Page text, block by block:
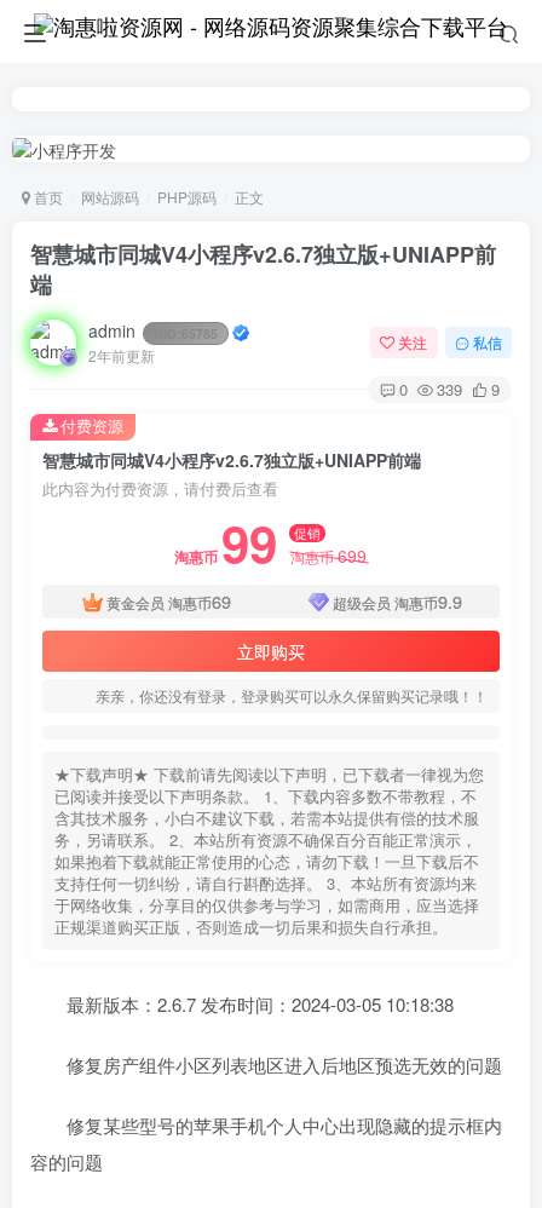
首页 网站源码 PHP源码 正文
智慧城市同城V4小程序v2.6.7独立版+UNIAPP前
端
admin 65785
2年前更新
关注 私信
0 339 9
智慧城市同城V4小程序v2.6.7独立版+UNIAPP前端
此内容为付费资源，请付费后查看
淘惠币 99 促销
淘惠币699
黄金会员 淘惠币69 超级会员 淘惠币9.9
立即购买
亲亲，你还没有登录，登录购买可以永久保留购买记录哦！！
★下载声明★ 下载前请先阅读以下声明，已下载者一律视为您
已阅读并接受以下声明条款。 1、下载内容多数不带教程，不
含其技术服务，小白不建议下载，若需本站提供有偿的技术服
务，另请联系。 2、本站所有资源不确保百分百能正常演示，
如果抱着下载就能正常使用的心态，请勿下载！一旦下载后不
支持任何一切纠纷，请自行斟酌选择。 3、本站所有资源均来
于网络收集，分享目的仅供参考与学习，如需商用，应当选择
正规渠道购买正版，否则造成一切后果和损失自行承担。
付费资源
最新版本：2.6.7 发布时间：2024-03-05 10:18:38
修复房产组件小区列表地区进入后地区预选无效的问题
修复某些型号的苹果手机个人中心出现隐藏的提示框内
容的问题